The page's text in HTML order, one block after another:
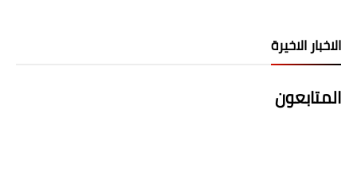
الاخبار الاخيرة
المتابعون